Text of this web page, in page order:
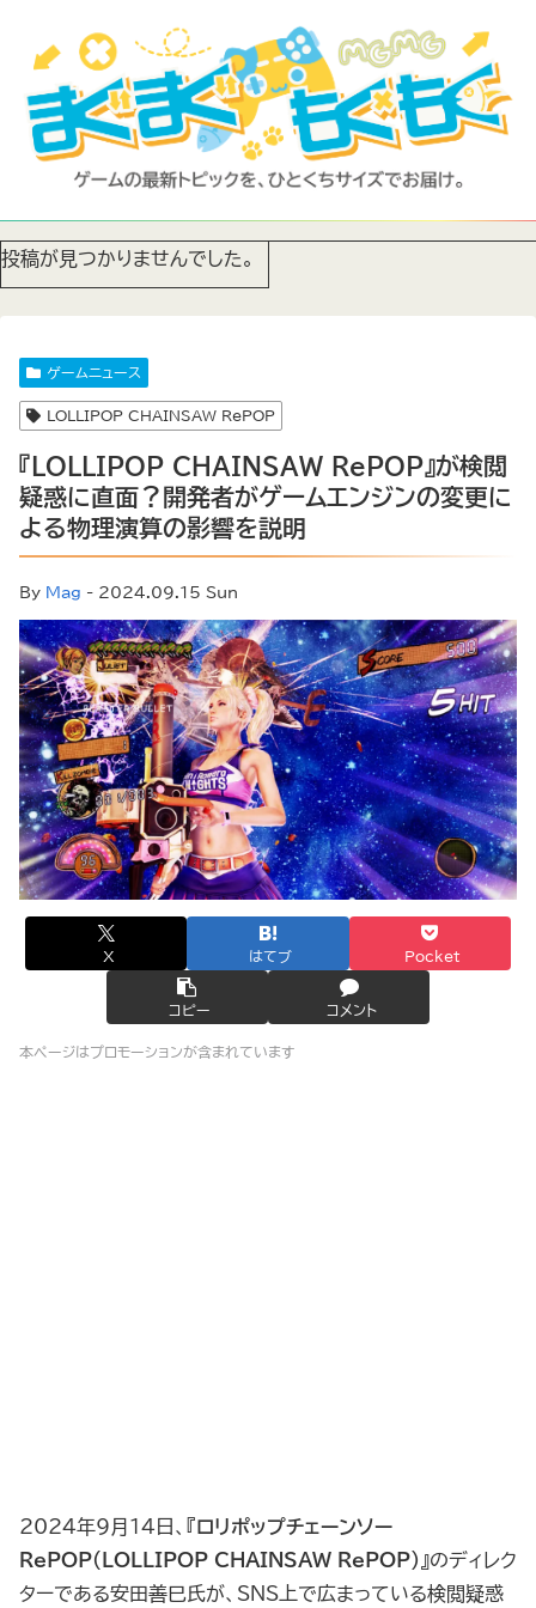
投稿が見つかりませんでした。
ゲームニュース
LOLLIPOP CHAINSAW RePOP
『LOLLIPOP CHAINSAW RePOP』が検閲
疑惑に直面？開発者がゲームエンジンの変更に
よる物理演算の影響を説明
By Mag - 2024.09.15 Sun
X はてブ Pocket
コピー コメント
本ページはプロモーションが含まれています
2024年9月14日、『ロリポップチェーンソー
RePOP（LOLLIPOP CHAINSAW RePOP） 』のディレク
ターである安田善巳氏が、SNS上で広まっている検閲疑惑